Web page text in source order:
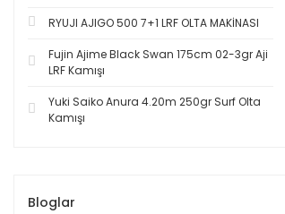
RYUJI AJIGO 500 7+1 LRF OLTA MAKİNASI
Fujin Ajime Black Swan 175cm 02-3gr Aji
LRF Kamışı
Yuki Saiko Anura 4.20m 250gr Surf Olta
Kamışı
Bloglar